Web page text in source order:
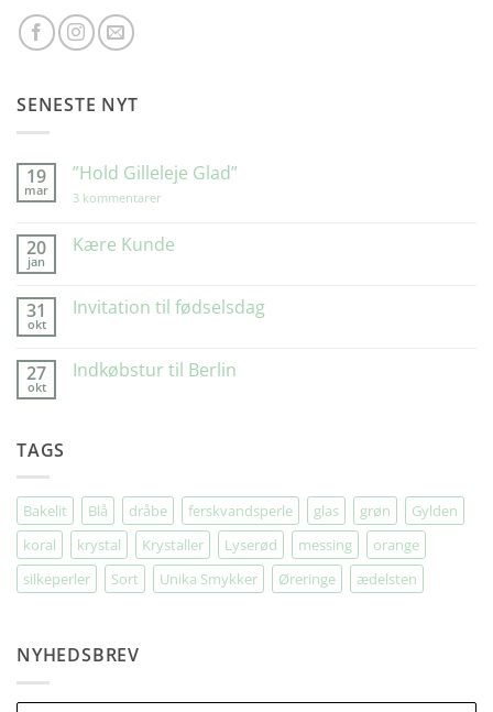
SENESTE NYT
19
mar
”Hold Gilleleje Glad”
3 kommentarer
Glad”
20
jan
Kære Kunde
Kære
31
okt
Invitation til fødselsdag
Invitation
27
okt
Indkøbstur til Berlin
TAGS
Bakelit Blå dråbe ferskvandsperle glas grøn
Gylden
koral
krystal Krystaller Lyserød messing
orange
silkeperler
Sort Unika Smykker Øreringe ædelsten
NYHEDSBREV